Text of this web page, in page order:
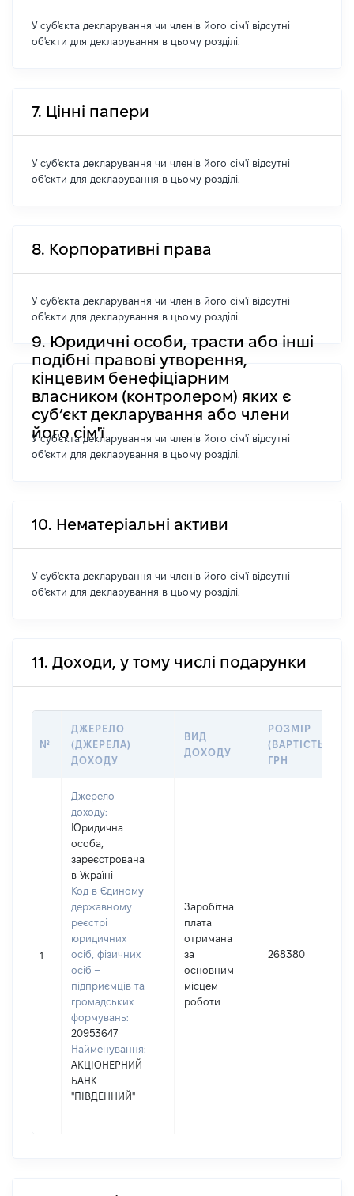
У суб'єкта декларування чи членів його сім'ї відсутні
об'єкти для декларування в цьому розділі.
7. Цінні папери
У суб'єкта декларування чи членів його сім'ї відсутні
об'єкти для декларування в цьому розділі.
8. Корпоративні права
У суб'єкта декларування чи членів його сім'ї відсутні
об'єкти для декларування в цьому розділі.
9. Юридичні особи, трасти або інші
подібні правові утворення,
кінцевим бенефіціарним
власником (контролером) яких є
суб’єкт декларування або члени
його сім'ї
У суб'єкта декларування чи членів його сім'ї відсутні
об'єкти для декларування в цьому розділі.
10. Нематеріальні активи
У суб'єкта декларування чи членів його сім'ї відсутні
об'єкти для декларування в цьому розділі.
11. Доходи, у тому числі подарунки
№
ДЖЕРЕЛО
(ДЖЕРЕЛА)
ДОХОДУ
ВИД
ДОХОДУ
РОЗМІР
(ВАРТІСТЬ),
ГРН
1
Джерело
доходу:
Юридична
особа,
зареєстрована
в Україні
Код в Єдиному
державному
реєстрі
юридичних
осіб, фізичних
осіб –
підприємців та
громадських
формувань:
20953647
Найменування:
АКЦІОНЕРНИЙ
БАНК
"ПІВДЕННИЙ"
Заробітна
плата
отримана
за
основним
місцем
роботи
268380